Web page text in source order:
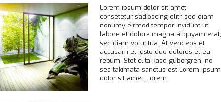
Lorem ipsum dolor sit amet,
consetetur sadipscing elitr, sed diam
nonumy eirmod tempor invidunt ut
labore et dolore magna aliquyam erat,
sed diam voluptua. At vero eos et
accusam et justo duo dolores et ea
rebum. Stet clita kasd gubergren, no
sea takimata sanctus est Lorem ipsum
dolor sit amet. Lorem